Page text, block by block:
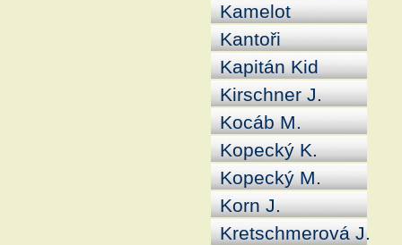
Kamelot
Kantoři
Kapitán Kid
Kirschner J.
Kocáb M.
Kopecký K.
Kopecký M.
Korn J.
Kretschmerová J.